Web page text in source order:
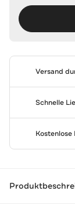
Versand
Schnelle
Kostenlose